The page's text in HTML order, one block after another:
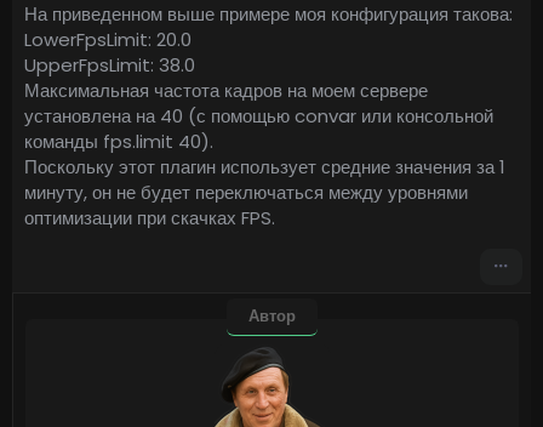
На приведенном выше примере моя конфигурация такова:
LowerFpsLimit: 20.0
UpperFpsLimit: 38.0
Максимальная частота кадров на моем сервере
установлена на 40 (с помощью convar или консольной
команды fps.limit 40).
Поскольку этот плагин использует средние значения за 1
минуту, он не будет переключаться между уровнями
оптимизации при скачках FPS.
Автор